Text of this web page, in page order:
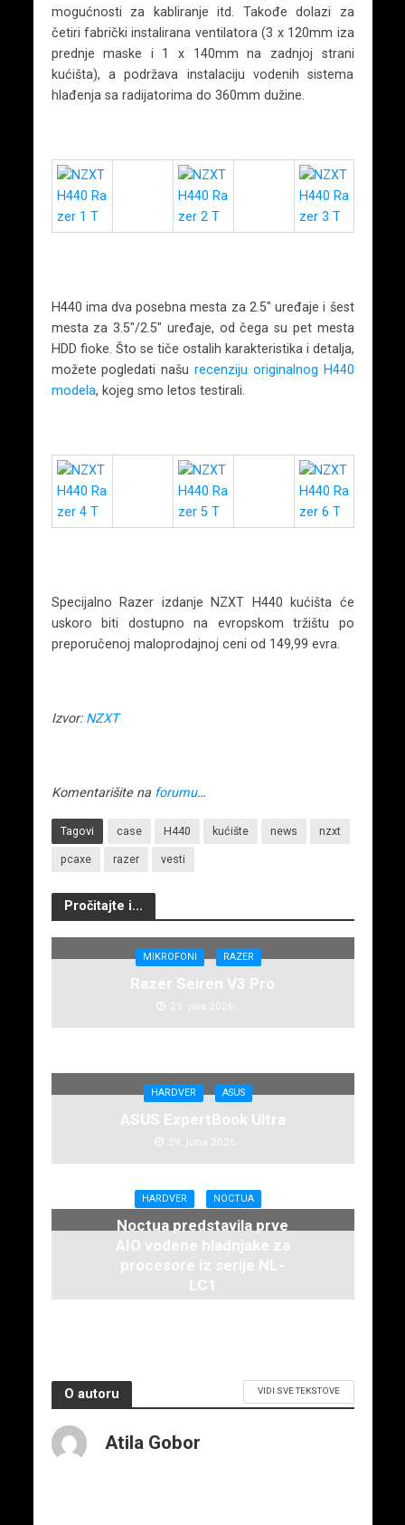
mogućnosti za kabliranje itd. Takođe dolazi za
četiri fabrički instalirana ventilatora (3 x 120mm iza
prednje maske i 1 x 140mm na zadnjoj strani
kućišta), a podržava instalaciju vodenih sistema
hlađenja sa radijatorima do 360mm dužine.
H440 ima dva posebna mesta za 2.5″ uređaje i šest
mesta za 3.5″/2.5″ uređaje, od čega su pet mesta
HDD fioke. Što se tiče ostalih karakteristika i detalja,
možete pogledati našu recenziju originalnog H440
modela, kojeg smo letos testirali.
Specijalno Razer izdanje NZXT H440 kućišta će
uskoro biti dostupno na evropskom tržištu po
preporučenoj maloprodajnoj ceni od 149,99 evra.
Izvor: NZXT
Komentarišite na forumu…
Tagovi case H440 kućište news nzxt
pcaxe razer vesti
Pročitajte i...
MIKROFONI RAZER
Razer Seiren V3 Pro
29. jula 2026.
HARDVER ASUS
ASUS ExpertBook Ultra
29. juna 2026.
HARDVER NOCTUA
Noctua predstavila prve
AIO vodene hladnjake za
procesore iz serije NL-
LC1
O autoru VIDI SVE TEKSTOVE
Atila Gobor